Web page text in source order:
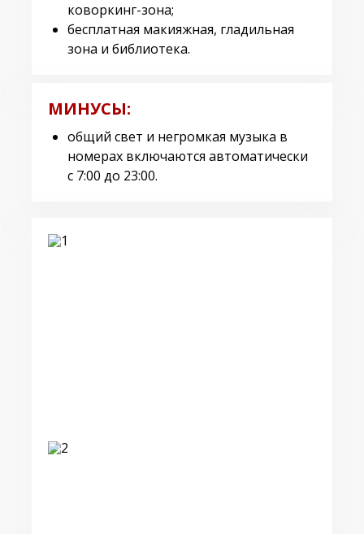
коворкинг-зона;
бесплатная макияжная, гладильная
зона и библиотека.
МИНУСЫ:
общий свет и негромкая музыка в
номерах включаются автоматически
с 7:00 до 23:00.